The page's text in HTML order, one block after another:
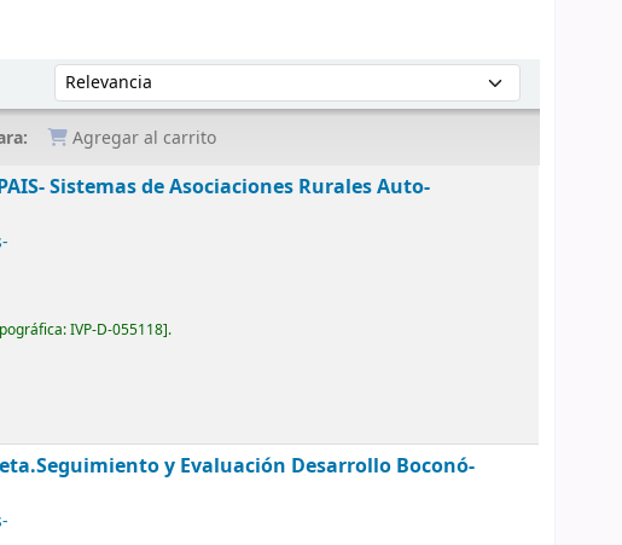
Ordenar por:
Agregar al carrito
Sistemas de Asociaciones Rurales Auto-
IVP-D-055118 .
y Evaluación Desarrollo Boconó-